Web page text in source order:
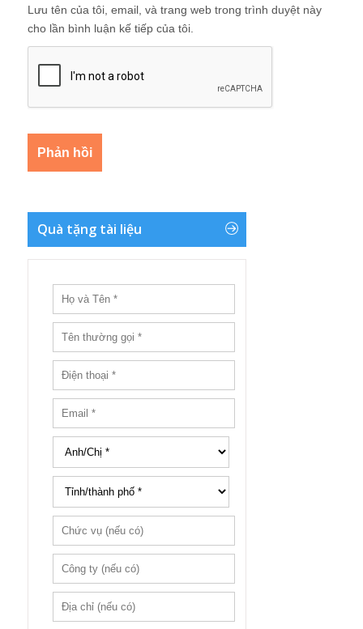
Lưu tên của tôi, email, và trang web trong trình duyệt này
cho lần bình luận kế tiếp của tôi.
Quà tặng tài liệu